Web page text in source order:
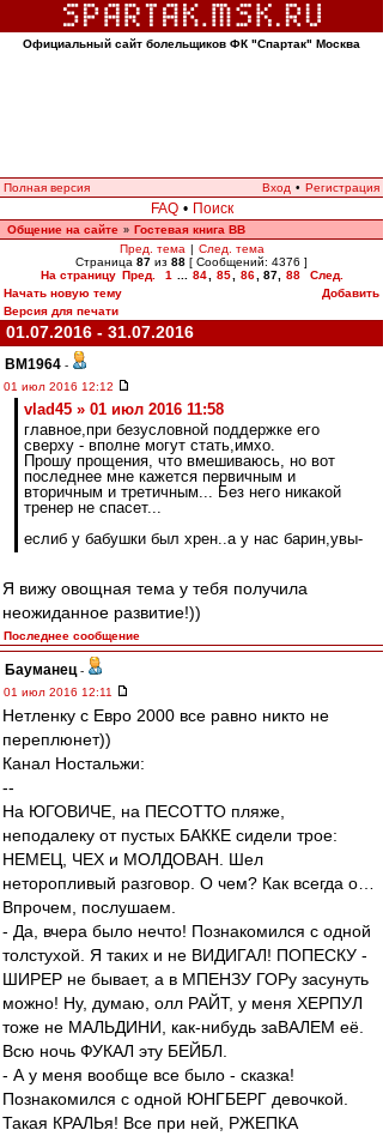
Официальный сайт болельщиков ФК "Спартак" Москва
Полная версия Вход • Регистрация
FAQ • Поиск
Общение на сайте » Гостевая книга ВВ
Пред. тема | След. тема
Страница 87 из 88 [ Сообщений: 4376 ]
На страницу Пред. 1 84 85 86 87, 88
След.
Начать новую тему
Добавить
Версия для печати
01.07.2016 - 31.07.2016
BM1964 -
01 июл 2016 12:12
vlad45 » 01 июл 2016 11:58
главное,при безусловной поддержке его
сверху - вполне могут стать,имхо.
Прошу прощения, что вмешиваюсь, но вот
последнее мне кажется первичным и
вторичным и третичным... Без него никакой
тренер не спасет...
еслиб у бабушки был хрен..а у нас барин,увы-
Я вижу овощная тема у тебя получила
неожиданное развитие!))
Последнее сообщение
Бауманец -
01 июл 2016 12:11
Нетленку с Евро 2000 все равно никто не
переплюнет))
Канал Ностальжи:
--
На ЮГОВИЧЕ, на ПЕСОТТО пляже,
неподалеку от пустых БАККЕ сидели трое:
НЕМЕЦ, ЧЕХ и МОЛДОВАН. Шел
неторопливый разговор. О чем? Как всегда о…
Впрочем, послушаем.
- Да, вчера было нечто! Познакомился с одной
толстухой. Я таких и не ВИДИГАЛ! ПОПЕСКУ -
ШИРЕР не бывает, а в МПЕНЗУ ГОРу засунуть
можно! Ну, думаю, олл РАЙТ, у меня ХЕРПУЛ
тоже не МАЛЬДИНИ, как-нибудь заВАЛЕМ её.
Всю ночь ФУКАЛ эту БЕЙБЛ.
- А у меня вообще все было - сказка!
Познакомился с одной ЮНГБЕРГ девочкой.
Такая КРАЛЬя! Все при ней, РЖЕПКА